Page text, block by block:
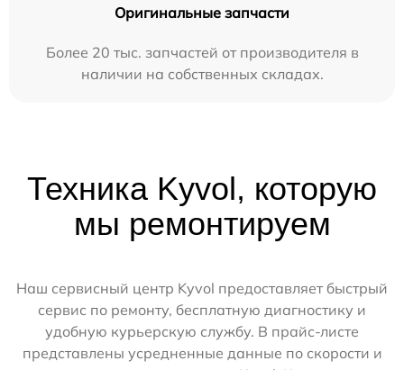
Оригинальные запчасти
Более 20 тыс. запчастей от производителя в
наличии на собственных складах.
Техника Kyvol, которую
мы ремонтируем
Наш сервисный центр Kyvol предоставляет быстрый
сервис по ремонту, бесплатную диагностику и
удобную курьерскую службу. В прайс-листе
представлены усредненные данные по скорости и